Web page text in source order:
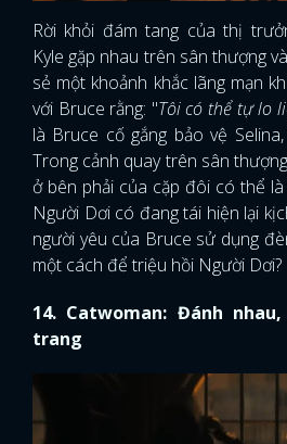
Rời khỏi đám tang của thị
Kyle gặp nhau trên sân thượng
sẻ một khoảnh khắc lãng mạn
với Bruce rằng: "Tôi có thể tự lo
là Bruce cố gắng bảo vệ
Trong cảnh quay trên sân
ở bên phải của cặp đôi có thể
Người Dơi có đang tái hiện lại
người yêu của Bruce sử dụng
một cách để triệu hồi Người Dơi?
14. Catwoman: Đánh
trang